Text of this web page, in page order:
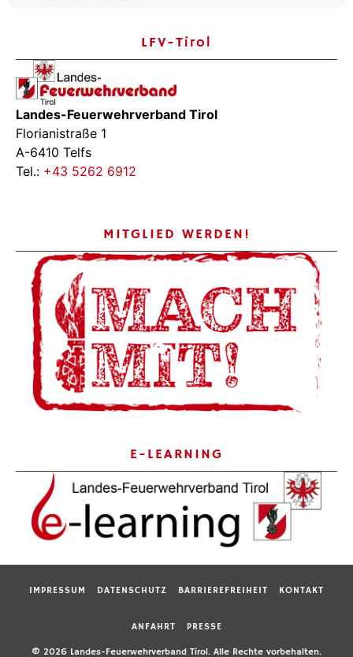
LFV-Tirol
Landes-Feuerwehrverband Tirol
Florianistraße 1
A-6410 Telfs
Tel.: +43 5262 6912
MITGLIED WERDEN!
E-LEARNING
IMPRESSUM DATENSCHUTZ BARRIEREFREIHEIT KONTAKT
ANFAHRT PRESSE
© 2026 Landes-Feuerwehrverband Tirol. Alle Rechte vorbehalten.